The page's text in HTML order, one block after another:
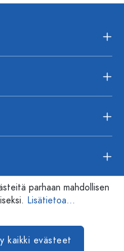
parhaan mahdollisen
Lisätietoa...
kaikki evästeet